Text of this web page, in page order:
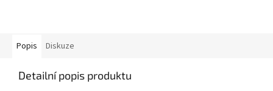
Popis Diskuze
Detailní popis produktu